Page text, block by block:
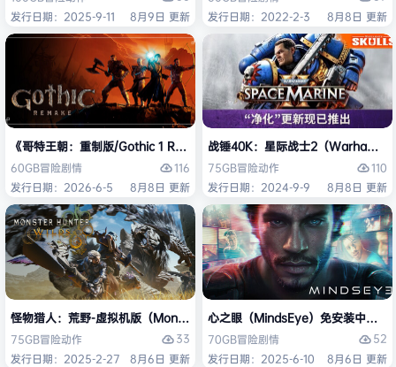
发行日期：2025-9-11
8月9日 更新
发行日期：2022-2-3
8月8日 更新
《哥特王朝：重制版/Gothic 1 Remake》免安装中文版
60GB冒险剧情
116
发行日期：2026-6-5
8月8日 更新
战锤40K：星际战士2（
75GB冒险动作
110
发行日期：2024-9-9
8月8日 更新
怪物猎人：荒野-虚拟机版（Monster Hunter Wilds HYPERVISOR）免安
75GB冒险动作
33
发行日期：2025-2-27
8月6日 更新
心之眼（MindsEye）免安装中文版
70GB冒险剧情
52
发行日期：2025-6-10
8月6日 更新